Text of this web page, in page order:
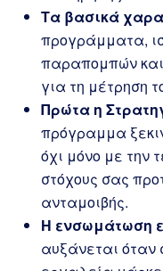
Τα βασικά
προγράμματα,
παραπομπών και
για τη μέτρηση
Πρώτα η
πρόγραμμα
όχι μόνο με την
στόχους σας
ανταμοιβής.
Η ενσωμάτωση
αυξάνεται